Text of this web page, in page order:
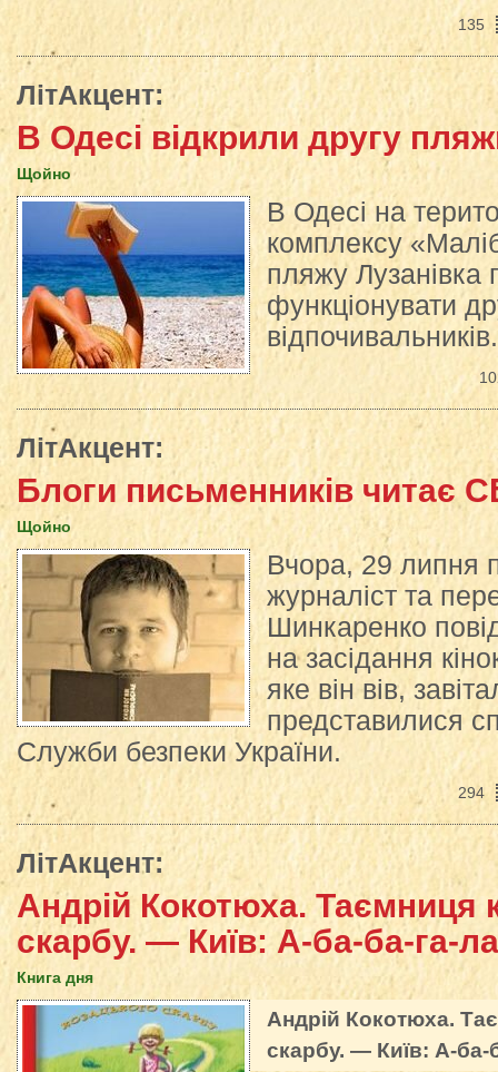
135
ЛітАкцент:
В Одесі відкрили другу
Щойно
В Одесі на
комплексу
пляжу Лузанівка
функціонувати
відпочивальників.
ЛітАкцент:
Блоги письменників читає
Щойно
Вчора, 29 липня
журналіст та
Шинкаренко
на засідання
яке він вів,
представилися
Служби безпеки України.
294
ЛітАкцент:
Андрій Кокотюха. Таємниця
скарбу. — Київ: А-ба-ба-га-
Книга дня
Андрій Кокотюха.
скарбу. — Київ: А-ба-